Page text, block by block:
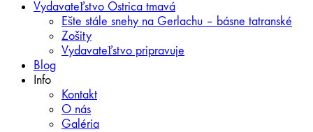
Vydavateľstvo Ostrica tmavá
Ešte stále snehy na Gerlachu – básne tatranské
Zošity
Vydavateľstvo pripravuje
Blog
Info
Kontakt
O nás
Galéria